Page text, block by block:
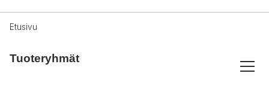
Etusivu
Tuoteryhmät